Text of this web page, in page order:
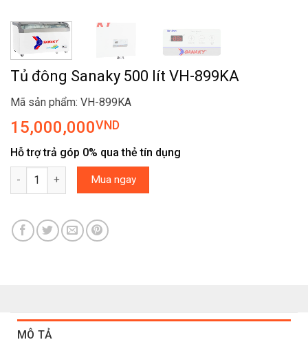
Tủ đông Sanaky 500 lít VH-899KA
Mã sản phẩm: VH-899KA
15,000,000VND
Hỗ trợ trả góp 0% qua thẻ tín dụng
Tủ đông Sanaky 500 lít VH-899KA số lượng
Mua ngay
MÔ TẢ